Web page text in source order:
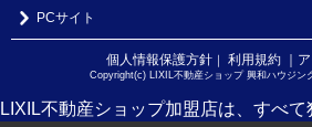
PCサイト
個人情報保護方針｜ 利用規約 ｜
Copyright(c) LIXIL不動産ショップ 興和ハウジン
LIXIL不動産ショップ加盟店は、すべて